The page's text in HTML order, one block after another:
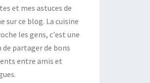
et mes astuces de
sur ce blog. La cuisine
les gens, c'est une
de partager de bons
entre amis et